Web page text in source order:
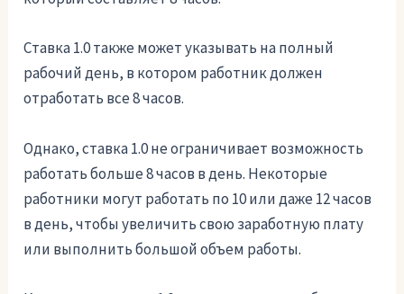
Ставка 1.0 также может указывать на полный
рабочий день, в котором работник должен
отработать все 8 часов.
Однако, ставка 1.0 не ограничивает возможность
работать больше 8 часов в день. Некоторые
работники могут работать по 10 или даже 12 часов
в день, чтобы увеличить свою заработную плату
или выполнить большой объем работы.